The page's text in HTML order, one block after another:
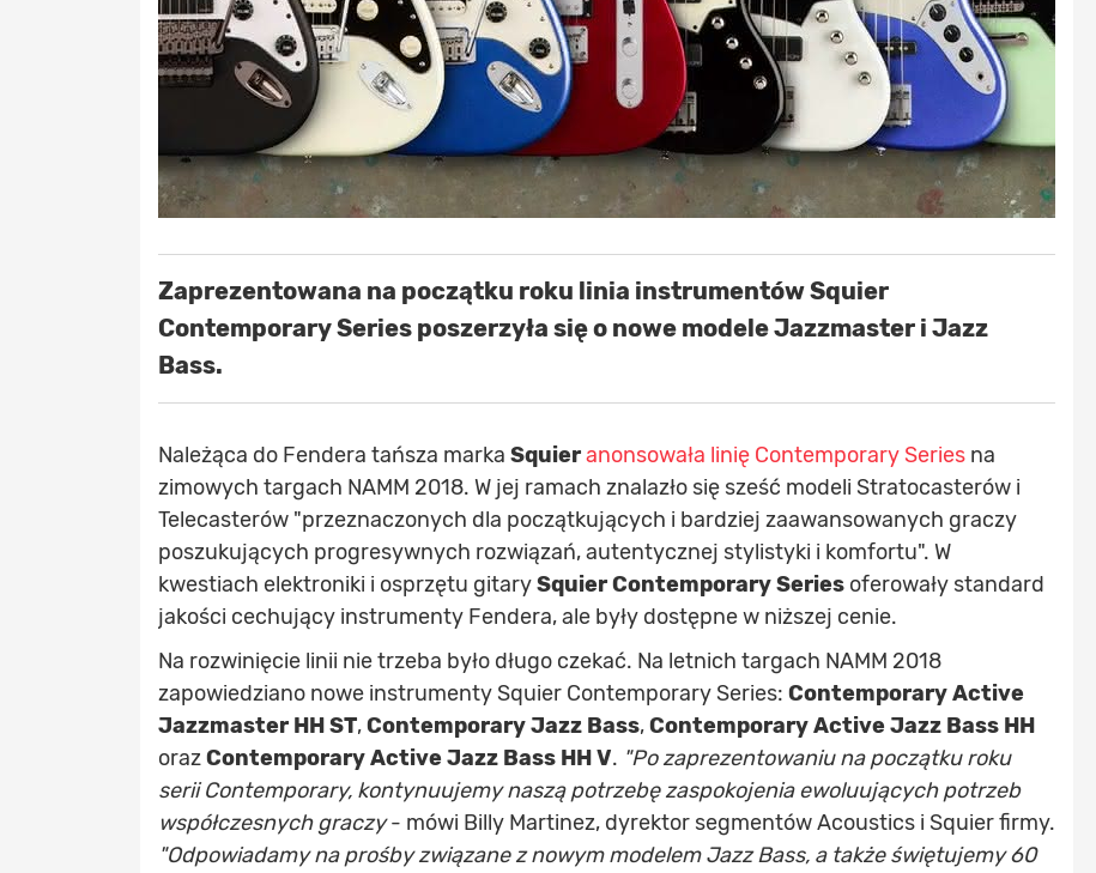
Zaprezentowana na początku roku linia instrumentów Squier
Contemporary Series poszerzyła się o nowe modele Jazzmaster i Jazz
Bass.
Należąca do Fendera tańsza marka Squieranonsowała linię Contemporary Series na
zimowych targach NAMM 2018. W jej ramach znalazło się sześć modeli Stratocasterów i
Telecasterów "przeznaczonych dla początkujących i bardziej zaawansowanych graczy
poszukujących progresywnych rozwiązań, autentycznej stylistyki i komfortu". W
kwestiach elektroniki i osprzętu gitarySquier Contemporary Series oferowały standard
jakości cechujący instrumenty Fendera, ale były dostępne w niższej cenie.
Na rozwinięcie linii nie trzeba było długo czekać. Na letnich targach NAMM 2018
zapowiedziano nowe instrumenty Squier Contemporary Series: Contemporary Active
Jazzmaster HH ST,Contemporary Jazz Bass,Contemporary Active Jazz Bass HH
orazContemporary Active Jazz Bass HH V. "Po zaprezentowaniu na początku roku
serii Contemporary, kontynuujemy naszą potrzebę zaspokojenia ewoluujących potrzeb
współczesnych graczy- mówi Billy Martinez, dyrektor segmentów Acoustics i Squier firmy.
"Odpowiadamy na prośby związane z nowym modelem Jazz Bass, a także świętujemy 60